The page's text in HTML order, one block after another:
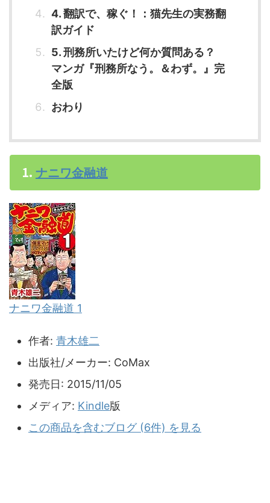
4. 翻訳で、稼ぐ！：猫先生の実務翻
訳ガイド
5. 刑務所いたけど何か質問ある？
マンガ『刑務所なう。＆わず。』完
全版
おわり
1. ナニワ金融道
ナニワ金融道 1
作者: 青木雄二
出版社/メーカー: CoMax
発売日: 2015/11/05
メディア: Kindle版
この商品を含むブログ (6件) を見る